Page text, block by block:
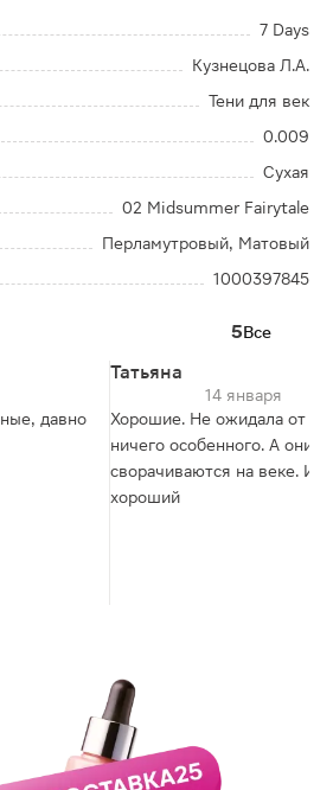
7 Days
Кузнецова Л.А.
Тени для век
0.009
Сухая
02 Midsummer Fairytale
Перламутровый, Матовый
1000397845
5Все
давно
Татьяна
14 января
Хорошие. Не ожидала от
ничего особенного. А они
сворачиваются на веке. И
хороший